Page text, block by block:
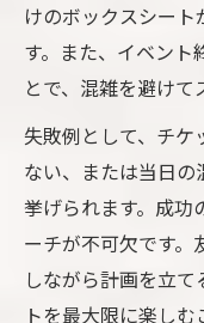
けのボックスシー
す。また、イベント
とで、混雑を避けて
失敗例として、チ
ない、または当日
挙げられます。成
ーチが不可欠です。
しながら計画を立
トを最大限に楽しむ